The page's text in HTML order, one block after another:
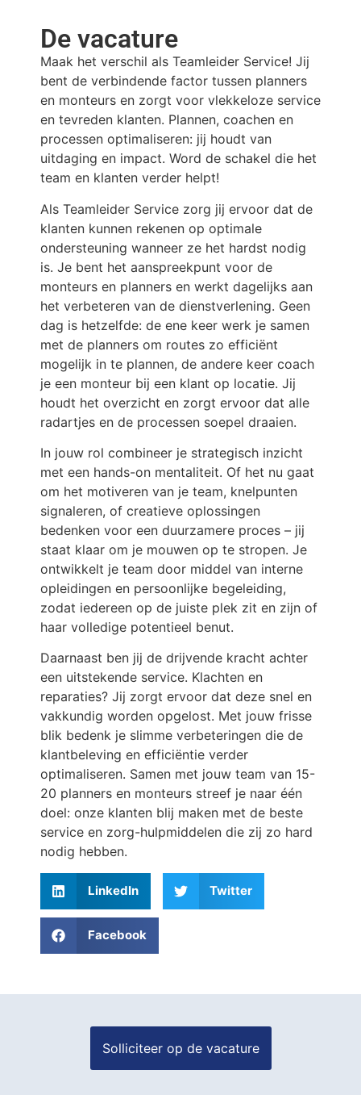
De vacature
Maak het verschil als Teamleider Service! Jij
bent de verbindende factor tussen planners
en monteurs en zorgt voor vlekkeloze service
en tevreden klanten. Plannen, coachen en
processen optimaliseren: jij houdt van
uitdaging en impact. Word de schakel die het
team en klanten verder helpt!
Als Teamleider Service zorg jij ervoor dat de
klanten kunnen rekenen op optimale
ondersteuning wanneer ze het hardst nodig
is. Je bent het aanspreekpunt voor de
monteurs en planners en werkt dagelijks aan
het verbeteren van de dienstverlening. Geen
dag is hetzelfde: de ene keer werk je samen
met de planners om routes zo efficiënt
mogelijk in te plannen, de andere keer coach
je een monteur bij een klant op locatie. Jij
houdt het overzicht en zorgt ervoor dat alle
radartjes en de processen soepel draaien.
In jouw rol combineer je strategisch inzicht
met een hands-on mentaliteit. Of het nu gaat
om het motiveren van je team, knelpunten
signaleren, of creatieve oplossingen
bedenken voor een duurzamere proces – jij
staat klaar om je mouwen op te stropen. Je
ontwikkelt je team door middel van interne
opleidingen en persoonlijke begeleiding,
zodat iedereen op de juiste plek zit en zijn of
haar volledige potentieel benut.
Daarnaast ben jij de drijvende kracht achter
een uitstekende service. Klachten en
reparaties? Jij zorgt ervoor dat deze snel en
vakkundig worden opgelost. Met jouw frisse
blik bedenk je slimme verbeteringen die de
klantbeleving en efficiëntie verder
optimaliseren. Samen met jouw team van 15-
20 planners en monteurs streef je naar één
doel: onze klanten blij maken met de beste
service en zorg-hulpmiddelen die zij zo hard
nodig hebben.
LinkedIn Twitter
Facebook